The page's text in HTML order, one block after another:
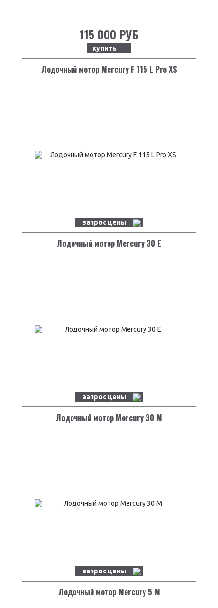
115 000 РУБ
купить
Лодочный мотор Mercury F 115 L Pro XS
запрос цены
Лодочный мотор Mercury 30 E
запрос цены
Лодочный мотор Mercury 30 M
запрос цены
Лодочный мотор Mercury 5 M